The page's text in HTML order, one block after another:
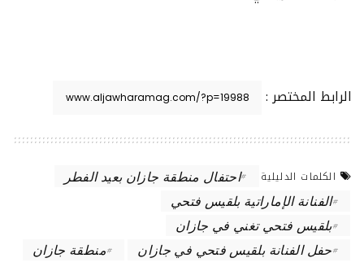
الرابط المختصر :
الكلمات الدليلية
احتفال منطقة جازان بعيد الفطر
الفنانة الإماراتية بلقيس فتحي
بلقيس فتحي تغني في جازان
حفل الفنانة بلقيس فتحي في جازان
منطقة جازان